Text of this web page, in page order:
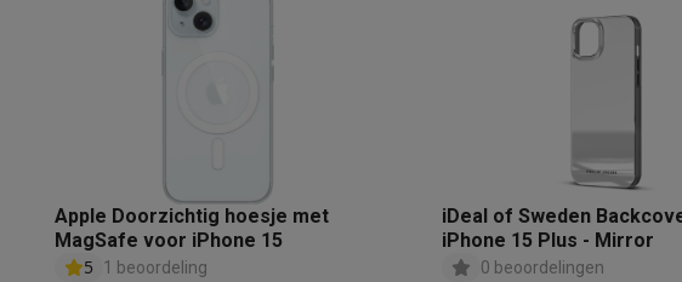
Apple Doorzichtig hoesje met
MagSafe voor iPhone 15
5
1 beoordeling
iDeal of Sweden
iPhone 15 Plus - Mirror
0 beoordelingen